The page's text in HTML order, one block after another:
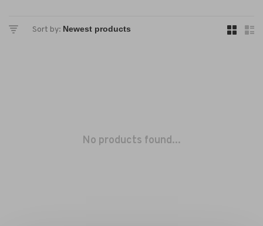
Sort by:
No products found...